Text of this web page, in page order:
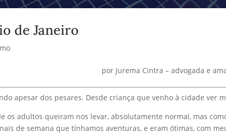
de Janeiro
por Jurema Cintra – advogada e
apesar dos pesares. Desde criança que venho à cidade ver
os adultos queiram nos levar, absolutamente normal, mas
de semana que tínhamos aventuras, e eram ótimas, com